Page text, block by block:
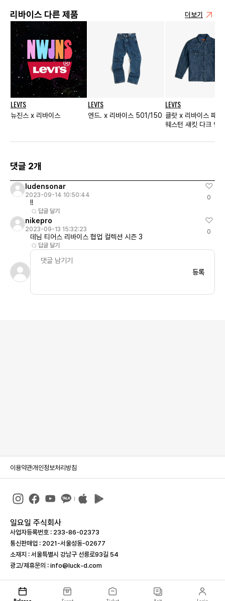
리바이스 다른 제품 더보기
LEVI'S
뉴진스 x 리바이스
LEVI'S
엔드. x 리바이스 501/150
LEVI'S
클랏 x 리바이스 패딩 데님
웨스턴 섀킷 다크 인
댓글 2개
ludensonar
2023-09-14 10:50:44
!!
답글 달기
0
nikepro
2023-09-13 15:32:23
데님 티어스 리바이스 협업 컬렉션 시즌 3
답글 달기
0
등록
이용약관개인정보처리방침
일요일 주식회사
사업자등록번호 : 233-86-023­73
통신판매업 : 2021-서울성동-02677
소재지 : 서울특별시 강남구 선릉로93길 54
광고/제휴문의 : info@luck-d.com